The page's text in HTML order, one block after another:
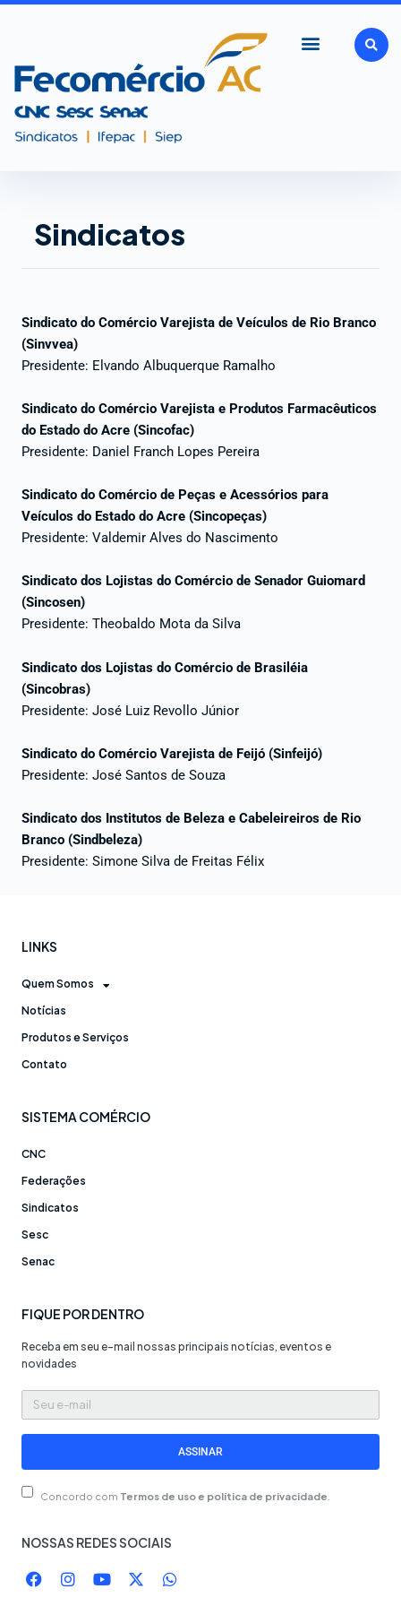
Ir
conteúdo
Sindicatos
Sindicato do Comércio Varejista de Veículos de Rio Branco
(Sinvvea)
Presidente: Elvando Albuquerque Ramalho
Sindicato do Comércio Varejista e Produtos Farmacêuticos
do Estado do Acre (Sincofac)
Presidente: Daniel Franch Lopes Pereira
Sindicato do Comércio de Peças e Acessórios para
Veículos do Estado do Acre (Sincopeças)
Presidente: Valdemir Alves do Nascimento
Sindicato dos Lojistas do Comércio de Senador Guiomard
(Sincosen)
Presidente: Theobaldo Mota da Silva
Sindicato dos Lojistas do Comércio de Brasiléia
(Sincobras)
Presidente: José Luiz Revollo Júnior
Sindicato do Comércio Varejista de Feijó (Sinfeijó)
Presidente: José Santos de Souza
Sindicato dos Institutos de Beleza e Cabeleireiros de Rio
Branco (Sindbeleza)
Presidente: Simone Silva de Freitas Félix
LINKS
Quem Somos
Notícias
Produtos e Serviços
Contato
SISTEMA COMÉRCIO
CNC
Federações
Sindicatos
Sesc
Senac
FIQUE POR DENTRO
Receba em seu e-mail nossas principais notícias, eventos e
novidades
Seu
e-
ASSINAR
Concordo com Termos de uso e política de privacidade
NOSSAS REDES SOCIAIS
F
a
I
n
Y
o
X
-
W
h